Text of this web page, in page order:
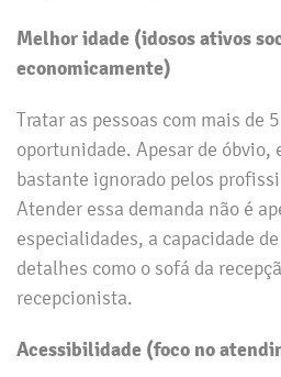
Melhor idade (idosos ativos
economicamente)
Tratar as pessoas com mais de
oportunidade. Apesar de óbvio,
bastante ignorado pelos
Atender essa demanda não é
especialidades, a capacidade
detalhes como o sofá da
recepcionista.
Acessibilidade (foco no